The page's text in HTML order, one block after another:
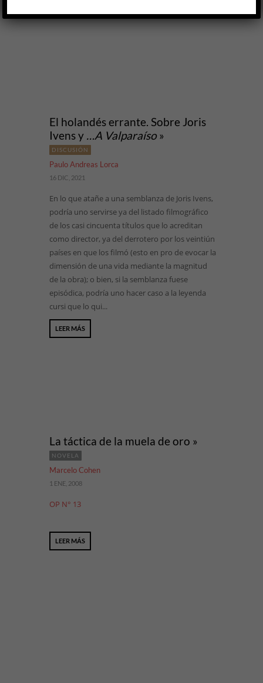
El holandés errante. Sobre Joris
Ivens y …A Valparaíso»
DISCUSIÓN
Paulo Andreas Lorca
16 DIC, 2021
En lo que atañe a una semblanza de Joris Ivens,
podría uno servirse ya del listado filmográfico
de los casi cincuenta títulos que lo acreditan
como director, ya del derrotero por los veintiún
países en que los filmó (esto en pro de evocar la
dimensión de una vida mediante la magnitud
de la obra); o bien, si la semblanza fuese
episódica, podría uno hacer caso a la leyenda
cursi que lo qui...
LEER MÁS
La táctica de la muela de oro »
NOVELA
Marcelo Cohen
1 ENE, 2008
OP N° 13
LEER MÁS